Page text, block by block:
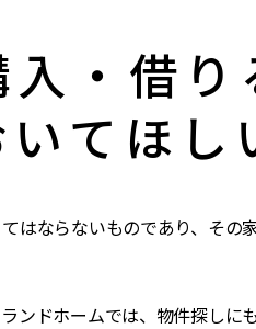
入・借
てほし
はならないものであり、その
ンドホームでは、物件探し